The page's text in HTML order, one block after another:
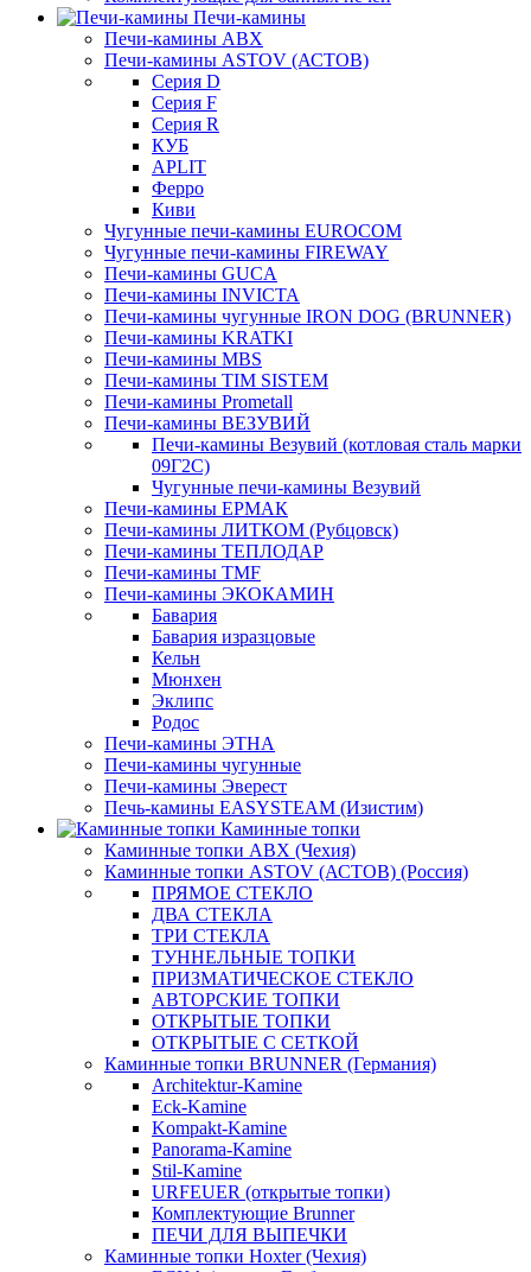
Печи-камины
Печи-камины ABX
Печи-камины ASTOV (АСТОВ)
Серия D
Серия F
Серия R
КУБ
APLIT
Ферро
Киви
Чугунные печи-камины EUROCOM
Чугунные печи-камины FIREWAY
Печи-камины GUCA
Печи-камины INVICTA
Печи-камины чугунные IRON DOG (BRUNNER)
Печи-камины KRATKI
Печи-камины MBS
Печи-камины TIM SISTEM
Печи-камины Prometall
Печи-камины ВЕЗУВИЙ
Печи-камины Везувий (котловая сталь марки
09Г2С)
Чугунные печи-камины Везувий
Печи-камины ЕРМАК
Печи-камины ЛИТКОМ (Рубцовск)
Печи-камины ТЕПЛОДАР
Печи-камины TMF
Печи-камины ЭКОКАМИН
Бавария
Бавария изразцовые
Кельн
Мюнхен
Эклипс
Родос
Печи-камины ЭТНА
Печи-камины чугунные
Печи-камины Эверест
Печь-камины EASYSTEAM (Изистим)
Каминные топки
Каминные топки ABX (Чехия)
Каминные топки ASTOV (АСТОВ) (Россия)
ПРЯМОЕ СТЕКЛО
ДВА СТЕКЛА
ТРИ СТЕКЛА
ТУННЕЛЬНЫЕ ТОПКИ
ПРИЗМАТИЧЕСКОЕ СТЕКЛО
АВТОРСКИЕ ТОПКИ
ОТКРЫТЫЕ ТОПКИ
ОТКРЫТЫЕ С СЕТКОЙ
Каминные топки BRUNNER (Германия)
Architektur-Kamine
Eck-Kamine
Kompakt-Kamine
Panorama-Kamine
Stil-Kamine
URFEUER (открытые топки)
Комплектующие Brunner
ПЕЧИ ДЛЯ ВЫПЕЧКИ
Каминные топки Hoxter (Чехия)